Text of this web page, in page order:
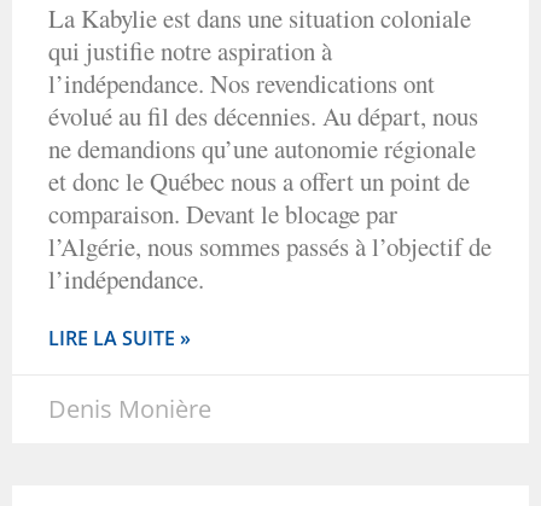
La Kabylie est dans une situation coloniale
qui justifie notre aspiration à
l’indépendance. Nos revendications ont
évolué au fil des décennies. Au départ, nous
ne demandions qu’une autonomie régionale
et donc le Québec nous a offert un point de
comparaison. Devant le blocage par
l’Algérie, nous sommes passés à l’objectif de
l’indépendance.
LIRE LA SUITE »
Denis Monière